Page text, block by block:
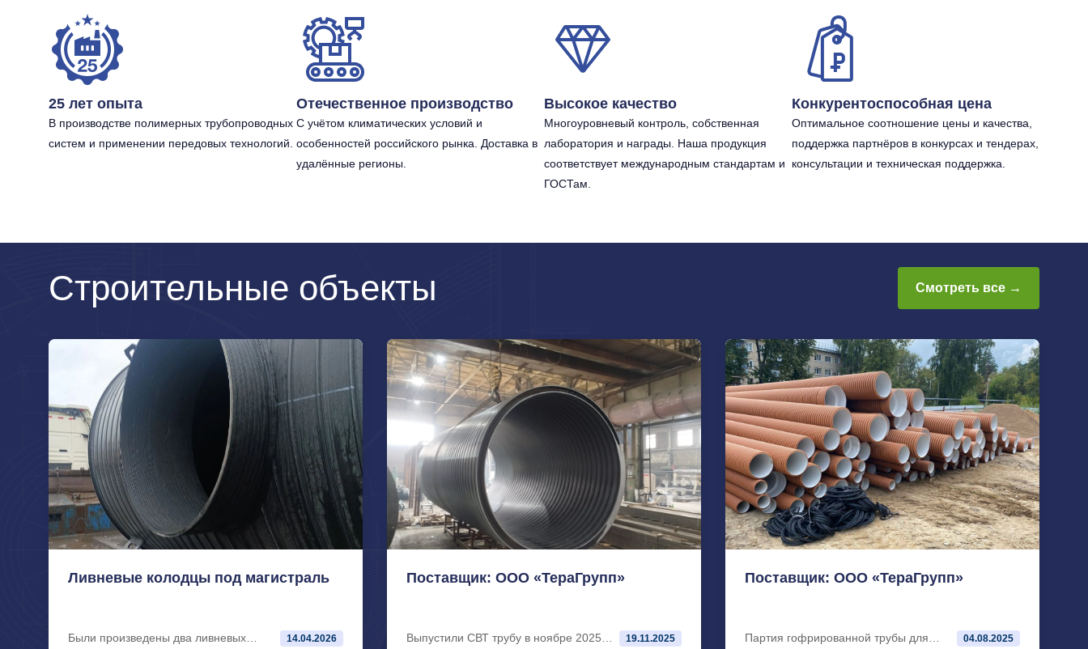
25 лет опыта
В производстве полимерных трубопроводных
систем и применении передовых технологий.
Отечественное производство
С учётом климатических условий и
особенностей российского рынка. Доставка в
удалённые регионы.
Высокое качество
Многоуровневый контроль, собственная
лаборатория и награды. Наша продукция
соответствует международным стандартам и
ГОСТам.
Конкурентоспособная цена
Оптимальное соотношение цены и качества,
поддержка партнёров в конкурсах и тендерах,
консультации и техническая поддержка.
Строительные объекты Смотреть все →
Ливневые колодцы под магистраль
Были произведены два ливневых
14.04.2026
Поставщик: ООО «ТераГрупп»
Выпустили СВТ трубу в ноябре 2025
19.11.2025
Поставщик: ООО «ТераГрупп»
Партия гофрированной трубы для
04.08.2025